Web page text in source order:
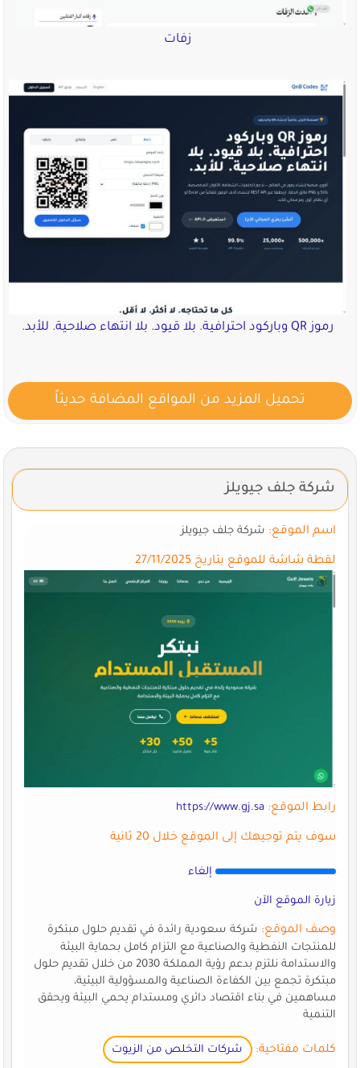
زفات
رموز QR وباركود احترافية. بلا قيود. بلا انتهاء صلاحية. للأبد.
تحميل المزيد من المواقع المضافة حديثاً
شركة جلف جيويلز
اسم الموقع:شركة جلف جيويلز
لقطة شاشة للموقع بتاريخ 27/11/2025
رابط الموقع: https://www.gj.sa
سوف يتم توجيهك إلى الموقع خلال 20 ثانية
إلغاء
زيارة الموقع الآن
وصف الموقع:شركة سعودية رائدة في تقديم حلول مبتكرة
للمنتجات النفطية والصناعية مع التزام كامل بحماية البيئة
والاستدامة نلتزم بدعم رؤية المملكة 2030 من خلال تقديم حلول
مبتكرة تجمع بين الكفاءة الصناعية والمسؤولية البيئية،
مساهمين في بناء اقتصاد دائري ومستدام يحمي البيئة ويحقق
التنمية
كلمات مفتاحية: شركات التخلص من الزيوت